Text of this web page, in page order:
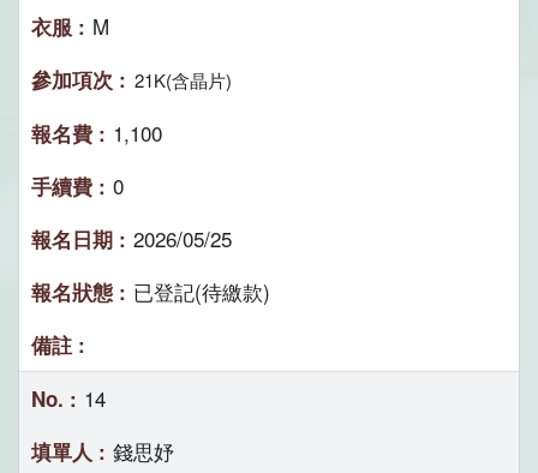
M
21K(含晶片)
1,100
0
2026/05/25
已登記(待繳款)
14
錢思妤